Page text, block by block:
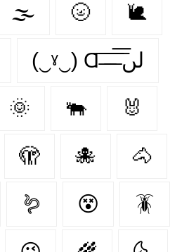
🌫️ 🌝 🐌
(‿ˠ‿) Ɑ͞ ̶͞ ̶͞ ̶͞ لں͞
🌞 🐃 🐰
🫣 🐙 🐴
🪱 😵‍ 🪳